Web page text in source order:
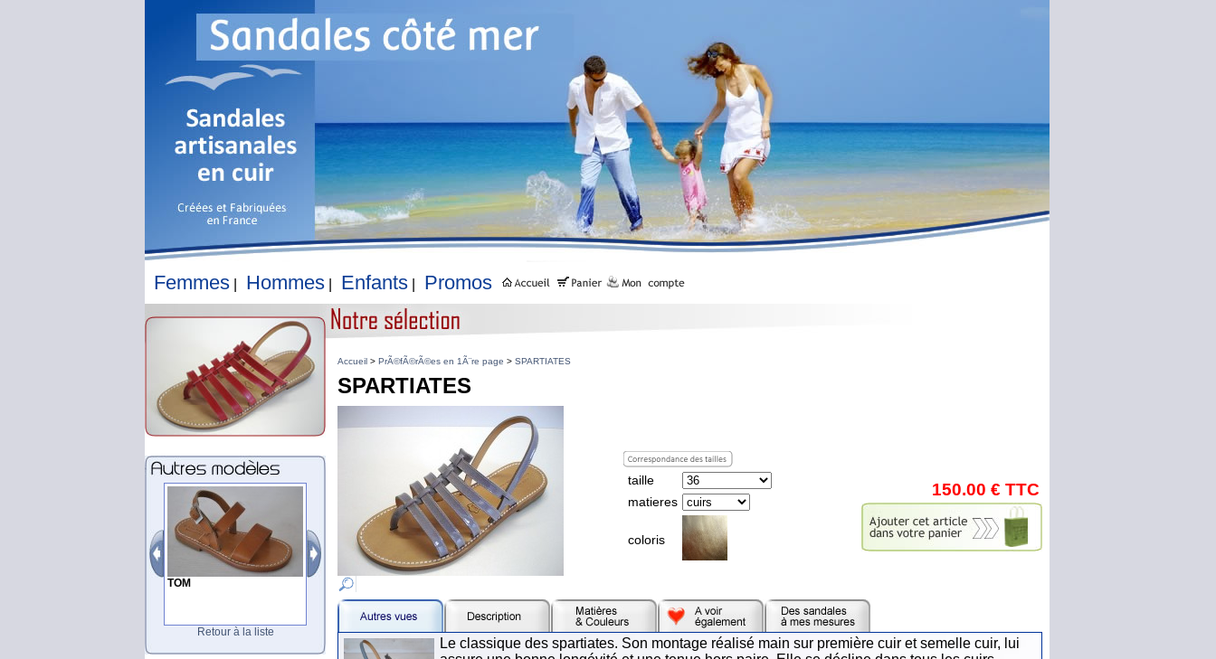
Femmes Hommes Enfants Promos
TOM
Retour à la liste
Accueil > PrÃ©fÃ©rÃ©es en 1Ã¨re page > SPARTIATES
SPARTIATES
150.00 € TTC
taille
matieres
coloris
Le classique des spartiates. Son montage réalisé main sur première cuir et semelle cuir, lui